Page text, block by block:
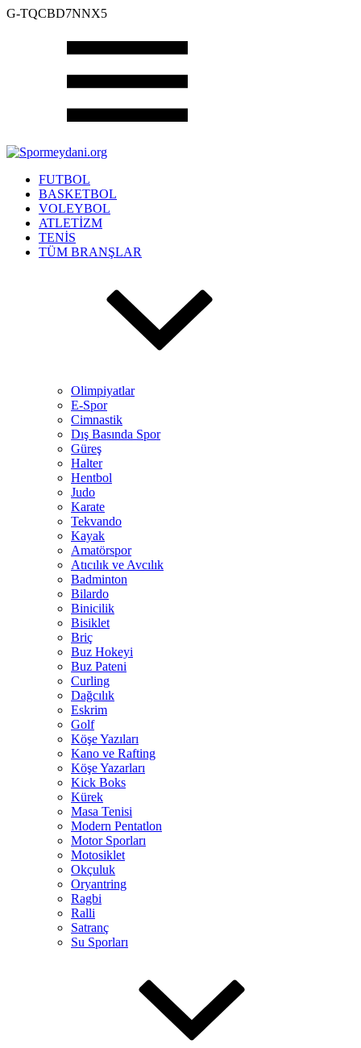
G-TQCBD7NNX5
FUTBOL
BASKETBOL
VOLEYBOL
ATLETİZM
TENİS
TÜM BRANŞLAR
Olimpiyatlar
E-Spor
Cimnastik
Dış Basında Spor
Güreş
Halter
Hentbol
Judo
Karate
Tekvando
Kayak
Amatörspor
Atıcılık ve Avcılık
Badminton
Bilardo
Binicilik
Bisiklet
Briç
Buz Hokeyi
Buz Pateni
Curling
Dağcılık
Eskrim
Golf
Köşe Yazıları
Kano ve Rafting
Köşe Yazarları
Kick Boks
Kürek
Masa Tenisi
Modern Pentatlon
Motor Sporları
Motosiklet
Okçuluk
Oryantring
Ragbi
Ralli
Satranç
Su Sporları